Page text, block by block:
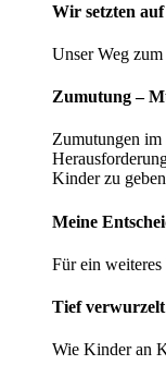
Wir setzten
Unser Weg
Zumutung –
Zumutungen
Kinder zu
Meine
Für ein
Tief verwurzelt
Wie Kinder an